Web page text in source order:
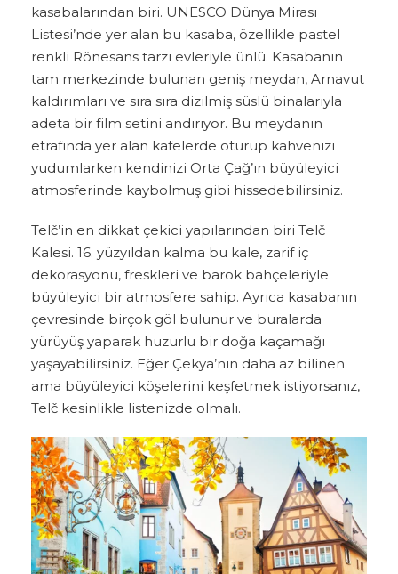
kasabalarından biri. UNESCO Dünya Mirası
Listesi’nde yer alan bu kasaba, özellikle pastel
renkli Rönesans tarzı evleriyle ünlü. Kasabanın
tam merkezinde bulunan geniş meydan, Arnavut
kaldırımları ve sıra sıra dizilmiş süslü binalarıyla
adeta bir film setini andırıyor. Bu meydanın
etrafında yer alan kafelerde oturup kahvenizi
yudumlarken kendinizi Orta Çağ’ın büyüleyici
atmosferinde kaybolmuş gibi hissedebilirsiniz.
Telč’in en dikkat çekici yapılarından biri Telč
Kalesi. 16. yüzyıldan kalma bu kale, zarif iç
dekorasyonu, freskleri ve barok bahçeleriyle
büyüleyici bir atmosfere sahip. Ayrıca kasabanın
çevresinde birçok göl bulunur ve buralarda
yürüyüş yaparak huzurlu bir doğa kaçamağı
yaşayabilirsiniz. Eğer Çekya’nın daha az bilinen
ama büyüleyici köşelerini keşfetmek istiyorsanız,
Telč kesinlikle listenizde olmalı.